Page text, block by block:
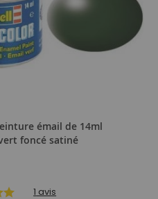
émail de 14ml
foncé satiné
1 avis